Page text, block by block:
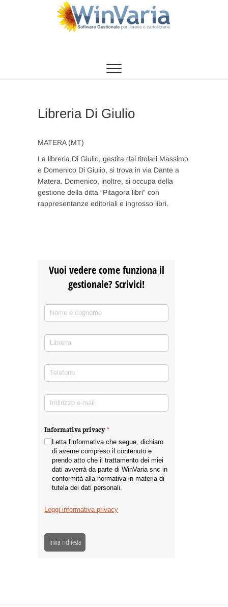
Libreria Di Giulio
MATERA (MT)
La libreria Di Giulio, gestita dai titolari Massimo
e Domenico Di Giulio, si trova in via Dante a
Matera. Domenico, inoltre, si occupa della
gestione della ditta “Pitagora libri” con
rappresentanze editoriali e ingrosso libri.
Vuoi vedere come funziona il
gestionale? Scrivici!
Nome e cognome
Libreria
Telefono
Indirizzo e-mail(richiesto)
Informativa privacy*
(richiesto)
Letta l'informativa che segue, dichiaro
di averne compreso il contenuto e
prendo atto che il trattamento dei miei
dati avverrà da parte di WinVaria snc in
conformità alla normativa in materia di
tutela dei dati personali.
Leggi informativa privacy
Invia richiesta